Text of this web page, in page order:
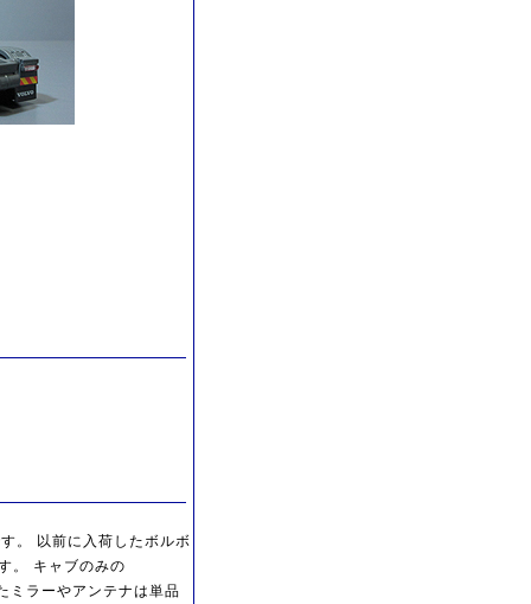
。 以前に入荷したボルボ
。 キャブのみの
ラーやアンテナは単品